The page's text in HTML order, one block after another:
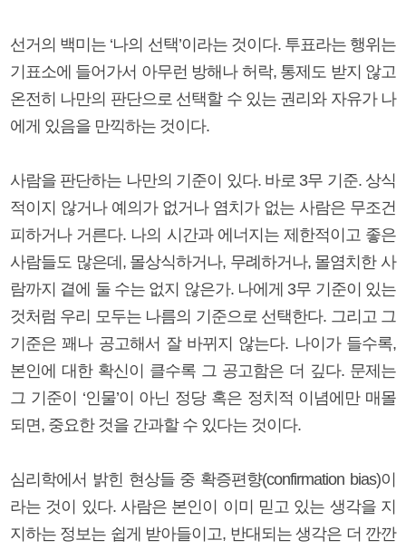
선거의 백미는 ‘나의 선택’이라는 것이다. 투표라는 행위는
기표소에 들어가서 아무런 방해나 허락, 통제도 받지 않고
온전히 나만의 판단으로 선택할 수 있는 권리와 자유가 나
에게 있음을 만끽하는 것이다.
사람을 판단하는 나만의 기준이 있다. 바로 3무 기준. 상식
적이지 않거나 예의가 없거나 염치가 없는 사람은 무조건
피하거나 거른다. 나의 시간과 에너지는 제한적이고 좋은
사람들도 많은데, 몰상식하거나, 무례하거나, 몰염치한 사
람까지 곁에 둘 수는 없지 않은가. 나에게 3무 기준이 있는
것처럼 우리 모두는 나름의 기준으로 선택한다. 그리고 그
기준은 꽤나 공고해서 잘 바뀌지 않는다. 나이가 들수록,
본인에 대한 확신이 클수록 그 공고함은 더 깊다. 문제는
그 기준이 ‘인물’이 아닌 정당 혹은 정치적 이념에만 매몰
되면, 중요한 것을 간과할 수 있다는 것이다.
심리학에서 밝힌 현상들 중 확증편향(confirmation bias)이
라는 것이 있다. 사람은 본인이 이미 믿고 있는 생각을 지
지하는 정보는 쉽게 받아들이고, 반대되는 생각은 더 깐깐